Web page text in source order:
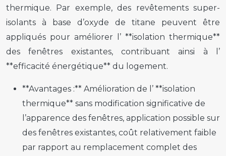
thermique. Par exemple, des revêtements super-
isolants à base d’oxyde de titane peuvent être
appliqués pour améliorer l’ **isolation thermique**
des fenêtres existantes, contribuant ainsi à l’
**efficacité énergétique** du logement.
**Avantages :** Amélioration de l’ **isolation
thermique** sans modification significative de
l’apparence des fenêtres, application possible sur
des fenêtres existantes, coût relativement faible
par rapport au remplacement complet des